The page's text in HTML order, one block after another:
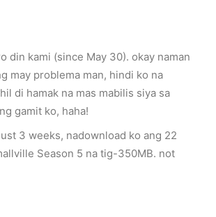
din kami (since May 30). okay naman
may problema man, hindi ko na
di hamak na mas mabilis siya sa
gamit ko, haha!
3 weeks, nadownload ko ang 22
Season 5 na tig-350MB. not